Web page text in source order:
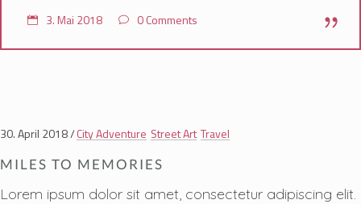
3. Mai 2018 0 Comments
30. April 2018 City Adventure Street Art Travel
MILES TO MEMORIES
Lorem ipsum dolor sit amet, consectetur adipiscing elit.